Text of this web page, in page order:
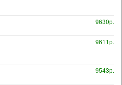
9630р.
9611р.
9543р.